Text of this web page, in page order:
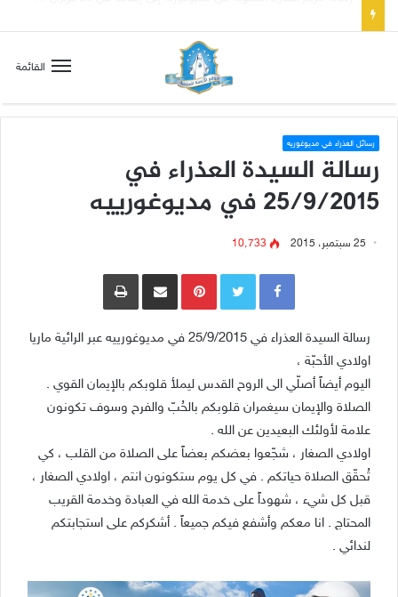
القائمة
رسائل العذراء في مديوغوريه
رسالة السيدة العذراء في
25/9/2015 في مديوغورييه
25 سبتمبر، 2015 10٬733
Pinterestمشاركة عبر البريد طباعة
رسالة السيدة العذراء في 25/9/2015 في مديوغورييه عبر الرائية ماريا
اولادي الأحبّة ،
اليوم أيضاً أصلّي الى الروح القدس ليملأ قلوبكم بالإيمان القوي .
الصلاة والإيمان سيغمران قلوبكم بالحُبّ والفرح وسوف تكونون
علامة لأولئك البعيدين عن الله .
اولادي الصغار ، شجّعوا بعضكم بعضاً على الصلاة من القلب ، كي
تُحقّق الصلاة حياتكم . في كل يوم ستكونون انتم ، اولادي الصغار ،
قبل كل شيء ، شهوداً على خدمة الله في العبادة وخدمة القريب
المحتاج . انا معكم وأشفع فيكم جميعاً . أشكركم على استجابتكم
لندائي .